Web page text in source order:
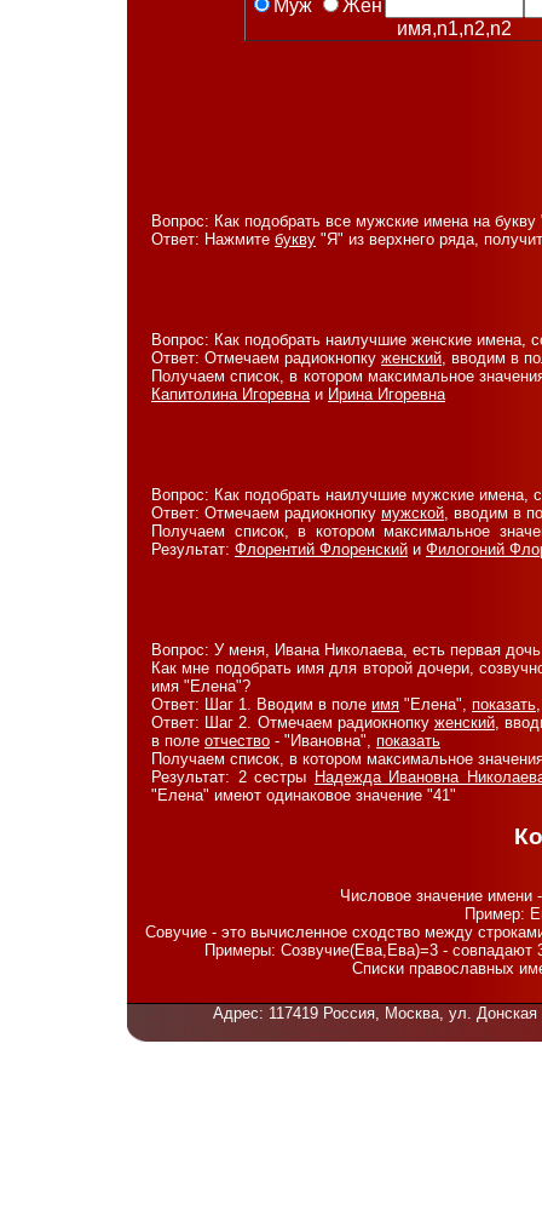
Муж
Жен
имя,n1,n2,n2
Вопрос: Как подобрать все мужские имена на
Ответ: Нажмите букву "Я" из верхнего ряда,
Вопрос: Как подобрать наилучшие женские имена,
Ответ: Отмечаем радиокнопку женский , вводим в
Получаем список, в котором максимальное
Капитолина Игоревна и Ирина Игоревна
Вопрос: Как подобрать наилучшие мужские имена,
Ответ: Отмечаем радиокнопку мужской , вводим в
Получаем список, в котором максимальное
Результат: Флорентий Флоренский и Филогоний
Вопрос: У меня, Ивана Николаева, есть первая
Как мне подобрать имя для второй дочери,
имя "Елена"?
Ответ: Шаг 1. Вводим в поле имя "Елена", показать
Ответ: Шаг 2. Отмечаем радиокнопку женский,
в поле отчество - "Ивановна", показать
Получаем список, в котором максимальное
Результат: 2 сестры Надежда Ивановна
"Елена" имеют одинаковое значение "41"
Числовое значение имени
Пример:
Совучие - это вычисленное сходство между
Примеры: Созвучие(Ева,Ева)=3 -
Списки православных
Адрес: 117419 Россия, Москва, ул.